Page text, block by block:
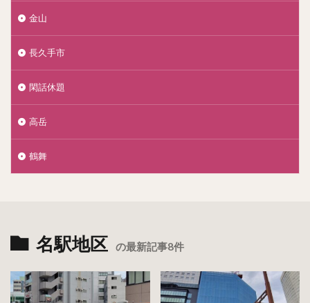
金山
長久手市
閑話休題
高岳
鶴舞
名駅地区 の最新記事8件